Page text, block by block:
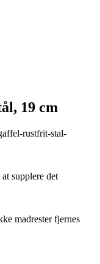
19 cm
rustfrit-stal-
supplere det
madrester fjernes